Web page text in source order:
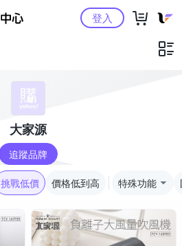
Yahoo購物中心登入
大家源
追蹤品牌
挑戰低價 價格低到高 特殊功能